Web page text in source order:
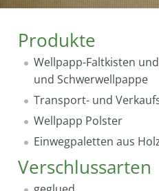
Produkte
Wellpapp-Faltkisten
und Schwerwellpappe
Transport- und
Wellpapp Polster
Einwegpaletten aus
Verschlussarten